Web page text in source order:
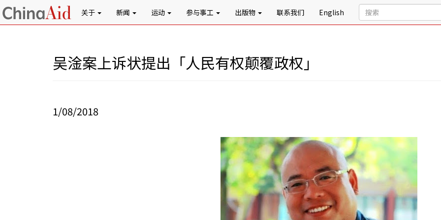
关于 新闻 运动 参与事工 出版物 联系我们 English
吴淦案上诉状提出「人民有权颠覆政权」
1/08/2018